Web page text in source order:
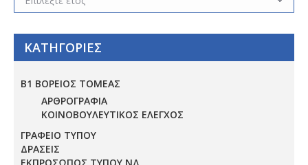
ΚΑΤΗΓΟΡΙΕΣ
Β1 ΒΟΡΕΙΟΣ ΤΟΜΕΑΣ
ΑΡΘΡΟΓΡΑΦΙΑ
ΚΟΙΝΟΒΟΥΛΕΥΤΙΚΟΣ ΕΛΕΓΧΟΣ
ΓΡΑΦΕΙΟ ΤΥΠΟΥ
ΔΡΑΣΕΙΣ